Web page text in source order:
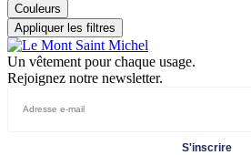
Couleurs
Appliquer les filtres
Un vêtement pour chaque usage.
Rejoignez notre newsletter.
S'inscrire